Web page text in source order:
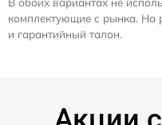
комплектующие с рынка. На
и гарантийный талон.